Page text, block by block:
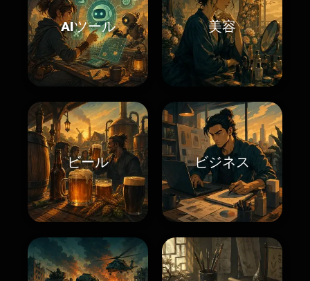
AIツール 美容
ビール ビジネス